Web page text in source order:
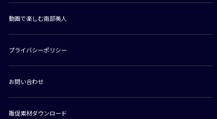
動画で楽しむ南部美人
プライバシーポリシー
お問い合わせ
販促素材ダウンロード